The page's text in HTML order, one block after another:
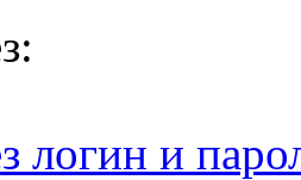
логин и